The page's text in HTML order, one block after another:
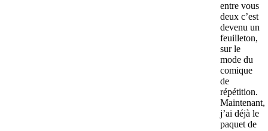
entre vous
deux c’est
devenu un
feuilleton,
sur le
mode du
comique
de
répétition.
Maintenant,
j’ai déjà le
paquet de